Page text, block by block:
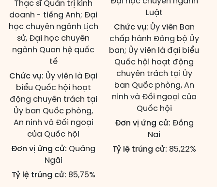
Thạc sĩ Quản trị kinh
doanh - tiếng Anh; Đại
học chuyên ngành Lịch
sử, Đại học chuyên
ngành Quan hệ quốc
tế
Chức vụ: Ủy viên là Đại
biểu Quốc hội hoạt
động chuyên trách tại
Ủy ban Quốc phòng,
An ninh và Đối ngoại
của Quốc hội
Đơn vị ứng cử: Quảng
Ngãi
Tỷ lệ trúng cử: 85,75%
Luật
Chức vụ: Ủy viên Ban
chấp hành Đảng bộ Ủy
ban; Ủy viên là đại biểu
Quốc hội hoạt động
chuyên trách tại Ủy
ban Quốc phòng, An
ninh và Đối ngoại của
Quốc hội
Đơn vị ứng cử: Đồng
Nai
Tỷ lệ trúng cử: 85,22%